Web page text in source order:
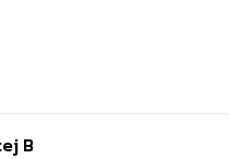
B